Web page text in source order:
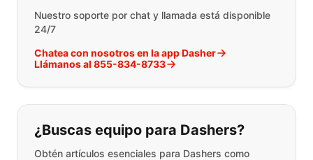
Nuestro soporte por chat y llamada está disponible
24/7
Chatea con nosotros en la app Dasher
Llámanos al 855-834-8733
¿Buscas equipo para Dashers?
Obtén artículos esenciales para Dashers como